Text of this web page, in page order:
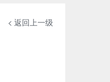
< 返回上一级